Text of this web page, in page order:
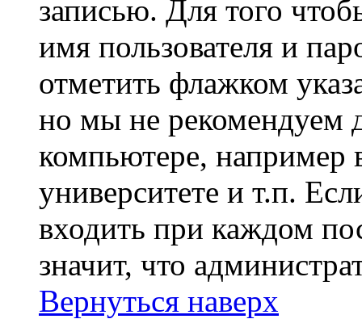
записью. Для того
имя пользователя и
отметить флажком
но мы не рекомендуем
компьютере, например
университете и т.п.
входить при каждом
значит, что
Вернуться наверх